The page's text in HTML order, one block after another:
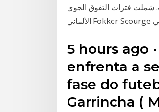
شملت فترات التفوق الجوي
5 hours ago
enfrenta a
fase do
Garrincha (